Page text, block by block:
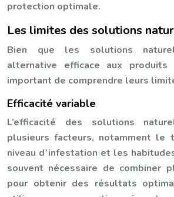
protection optimale.
Les limites des solutions
Bien que les solutions
alternative efficace aux
important de comprendre leurs
Efficacité variable
L’efficacité des solutions
plusieurs facteurs, notamment le
niveau d’infestation et les
souvent nécessaire de combiner
pour obtenir des résultats